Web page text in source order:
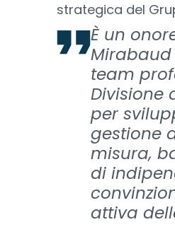
strategica del
È un
team
Divisione
per
gestione
misura,
di
attiva